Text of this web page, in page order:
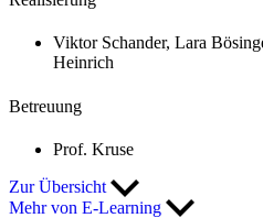
Viktor Schander, Lara
Heinrich
Betreuung
Prof. Kruse
Zur Übersicht
Mehr von E-Learning